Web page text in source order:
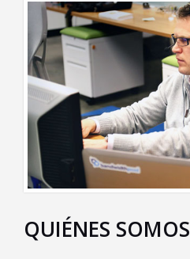
QUIÉNES SOMOS